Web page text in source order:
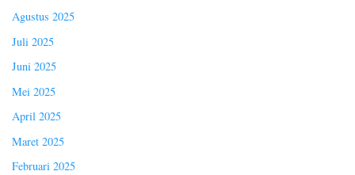
Agustus 2025
Juli 2025
Juni 2025
Mei 2025
April 2025
Maret 2025
Februari 2025